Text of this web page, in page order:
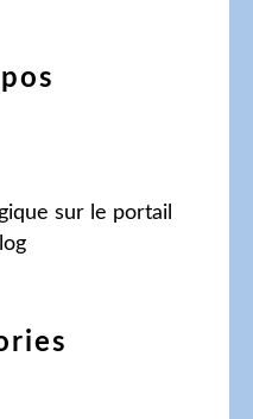
sur le portail